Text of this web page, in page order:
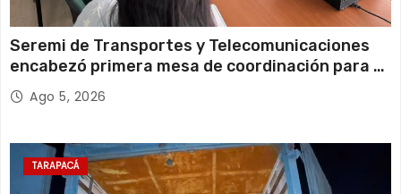
Seremi de Transportes y Telecomunicaciones
encabezó primera mesa de coordinación para el
retiro de cables en desuso en Iquique
Ago 5, 2026
TARAPACÁ